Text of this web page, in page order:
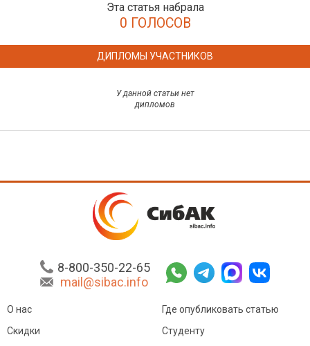
Эта статья набрала
0 ГОЛОСОВ
ДИПЛОМЫ УЧАСТНИКОВ
У данной статьи нет
дипломов
8-800-350-22-65
mail@sibac.info
О нас
Скидки
Где опубликовать статью
Студенту